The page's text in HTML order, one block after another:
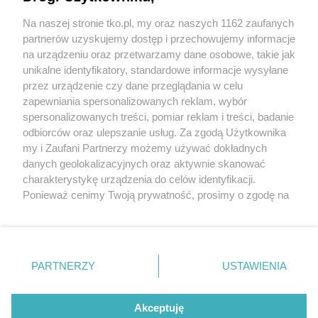
Pokaż więcej
Reklama Tematy Archiwum artykułów
Strona korzysta z plików cookies w celu realizacji usług. Pozostając na niej,
wyrażasz zgodę na ich wykorzystanie. Więcej informacji w polityce
Na naszej stronie tko.pl, my oraz naszych 1162 zaufanych
partnerów uzyskujemy dostęp i przechowujemy informacje
na urządzeniu oraz przetwarzamy dane osobowe, takie jak
unikalne identyfikatory, standardowe informacje wysyłane
przez urządzenie czy dane przeglądania w celu
zapewniania spersonalizowanych reklam, wybór
spersonalizowanych treści, pomiar reklam i treści, badanie
odbiorców oraz ulepszanie usług. Za zgodą Użytkownika
my i Zaufani Partnerzy możemy używać dokładnych
danych geolokalizacyjnych oraz aktywnie skanować
charakterystykę urządzenia do celów identyfikacji.
Ponieważ cenimy Twoją prywatność, prosimy o zgodę na
znajdujący się w lewym dolnym rogu strony
. Niektóre
rodzaje przetwarzania danych nie wymagają zgody
użytkownika, ale masz prawo sprzeciwić się takiemu
przetwarzaniu. Preferencje będą miały zastosowania tylko
PARTNERZY USTAWIENIA
Akceptuję